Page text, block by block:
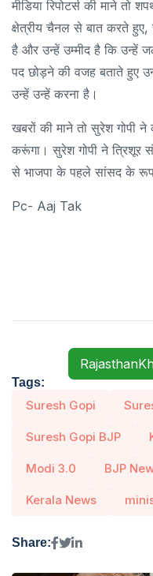
मीडिया रिपोटर्स की माने तो
क्षेत्रीय चैनल से बात करते हुए,
है और उन्हें उम्मीद है कि उन्हें
पद छोड़ने की वजह बताते हुए
उन्हें उन्हें करना है।
खबरों की माने तो सुरेश गोपी
करूंगा। सुरेश गोपी ने त्रिशूर
से भाजपा के पहले सांसद के रूप
Pc- Aaj Tak
Tags:
Suresh Gopi
Suresh Gopi BJP
Modi 3.0 BJP
Kerala News
Share: